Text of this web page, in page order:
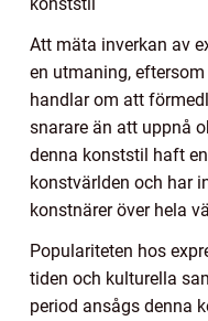
Att mäta inverkan av
en utmaning,
handlar om att
snarare än att uppnå
denna konststil haft
konstvärlden och har
konstnärer över hela
Populariteten hos
tiden och kulturella
period ansågs denna